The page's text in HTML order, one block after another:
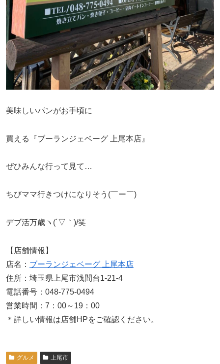
美味しいパンがお手頃に
買える『ブーランジェベーグ 上尾本店』
ぜひみんな行って見て…
ちびママ行きつけになりそう(￣ー￣)
デブ活万歳ヽ(´▽｀)/笑
【店舗情報】
店名： ブーランジェベーグ 上尾本店
住所：埼玉県上尾市浅間台1-21-4
電話番号：048-775-0494
営業時間：7：00～19：00
＊詳しい情報は店舗HPをご確認ください。
グルメ 上尾市